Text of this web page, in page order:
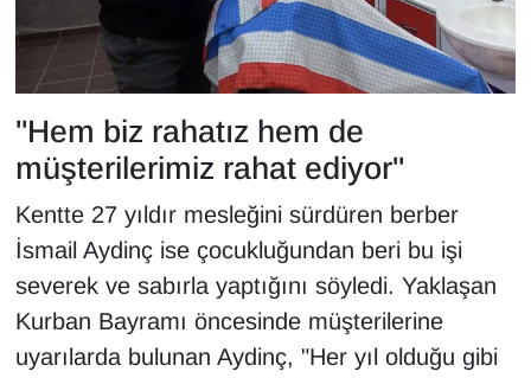
"Hem biz rahatız hem de
müşterilerimiz rahat ediyor"
Kentte 27 yıldır mesleğini sürdüren berber
İsmail Aydinç ise çocukluğundan beri bu işi
severek ve sabırla yaptığını söyledi. Yaklaşan
Kurban Bayramı öncesinde müşterilerine
uyarılarda bulunan Aydinç, "Her yıl olduğu gibi